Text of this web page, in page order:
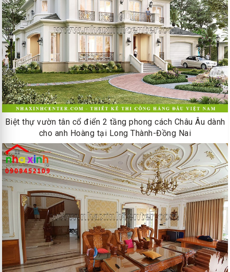
Biệt thự vườn tân cổ điển 2 tầng phong cách Châu Âu dành
cho anh Hoàng tại Long Thành-Đồng Nai